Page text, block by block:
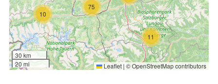
10
11
75
30 km
20 mi
Leaflet | ©OpenStreetMapcontributors